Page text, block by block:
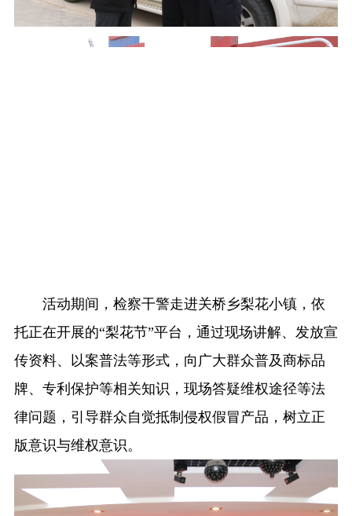
活动期间，检察干警走进关桥乡梨花小镇，依
托正在开展的“梨花节”平台，通过现场讲解、发放宣
传资料、以案普法等形式，向广大群众普及商标品
牌、专利保护等相关知识，现场答疑维权途径等法
律问题，引导群众自觉抵制侵权假冒产品，树立正
版意识与维权意识。